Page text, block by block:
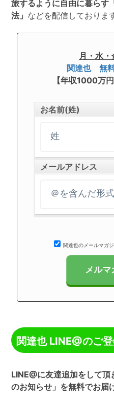
旅するように自由に暮ら
法」 などを配信しておりま
月・水
関達也 無
【年収1000万
お名前(姓)
メールアドレス
関達也のメールマガ
関達也 LINE@のご
LINE@に友達追加をして
のお知らせ」を無料でお届